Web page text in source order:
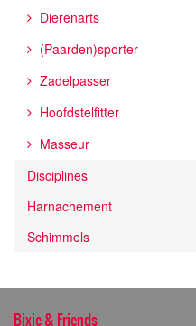
Dierenarts
(Paarden)sporter
Zadelpasser
Hoofdstelfitter
Masseur
Disciplines
Harnachement
Schimmels
Bixie & Friends